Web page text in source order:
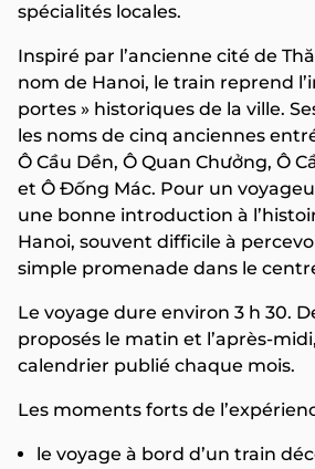
spécialités locales.
Inspiré par l’ancienne cité de
nom de Hanoi, le train reprend
portes » historiques de la ville.
les noms de cinq anciennes
Ô Cầu Dền, Ô Quan Chưởng, Ô
et Ô Đống Mác. Pour un
une bonne introduction à
Hanoi, souvent difficile à
simple promenade dans le
Le voyage dure environ 3 h 30.
proposés le matin et l’après-
calendrier publié chaque mois.
Les moments forts de
le voyage à bord d’un train